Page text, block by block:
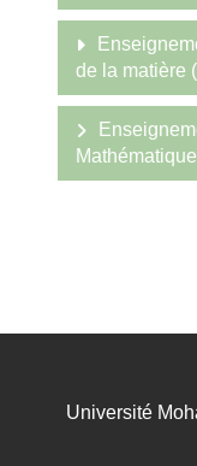
de la matière
Université